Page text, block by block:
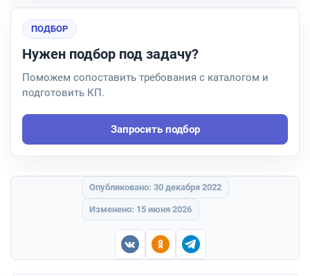
ПОДБОР
Нужен подбор под задачу?
Поможем сопоставить требования с каталогом и
подготовить КП.
Запросить подбор
Опубликовано: 30 декабря 2022
Изменено: 15 июня 2026